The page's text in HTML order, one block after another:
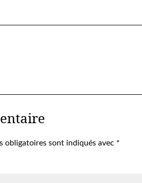
obligatoires sont indiqués avec *